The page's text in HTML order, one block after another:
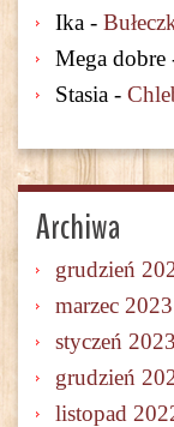
Ika -
Mega dobre
Stasia -
Archiwa
grudzień
marzec 2023
styczeń 2023
grudzień
listopad